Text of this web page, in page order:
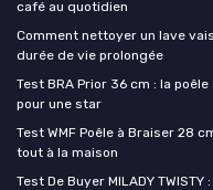
café au quotidien
Comment nettoyer un lave
durée de vie prolongée
Test BRA Prior 36 cm : la
pour une star
Test WMF Poêle à Braiser 28
tout à la maison
Test De Buyer MILADY